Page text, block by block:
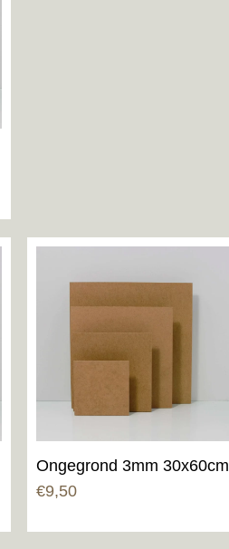
Ongegrond 3mm 30x60cm
€9,50